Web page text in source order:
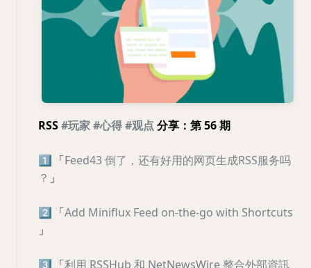
RSS#玩家#心得#观点分享：第 56 期
1️⃣ 「Feed43 倒了，还有好用的网页生成RSS服务吗
？ 」
2️⃣ 「Add Miniflux Feed on-the-go with Shortcuts
」
3️⃣ 「利用 RSSHub 和 NetNewsWire 整合外部資訊